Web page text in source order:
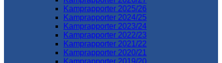
Kamprapporter 2025/26
Kamprapporter 2024/25
Kamprapporter 2023/24
Kamprapporter 2022/23
Kamprapporter 2021/22
Kamprapporter 2020/21
Kamprapporter 2019/20